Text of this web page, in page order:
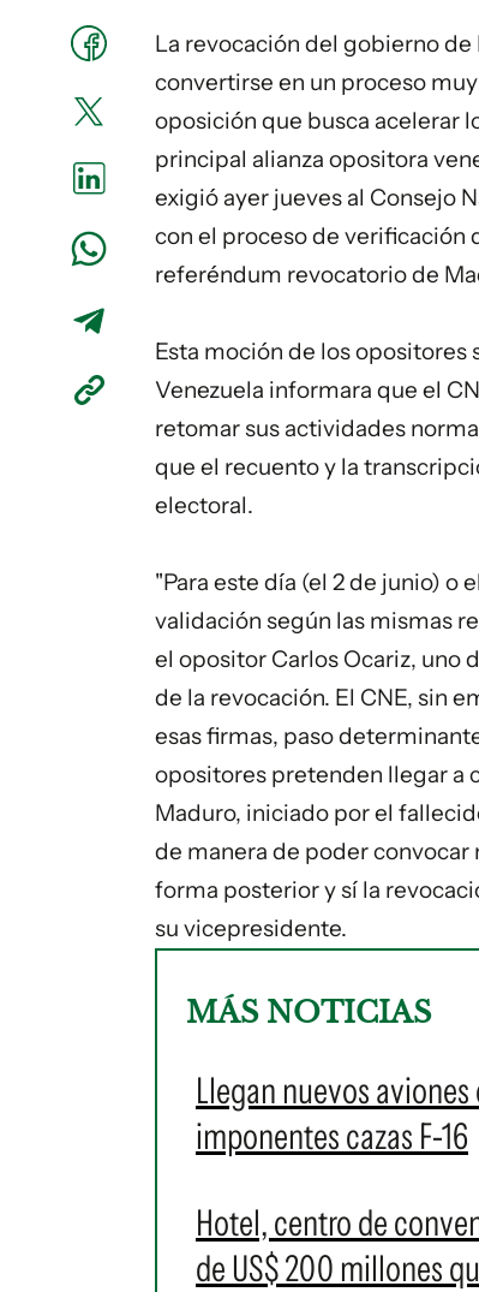
La revocación del gobierno de
convertirse en un proceso
oposición que busca acelerar
principal alianza opositora
exigió ayer jueves al Consejo
con el proceso de verificación
referéndum revocatorio de
Esta moción de los opositores
Venezuela informara que el
retomar sus actividades
que el recuento y la
electoral.
"Para este día (el 2 de junio)
validación según las mismas
el opositor Carlos Ocariz, uno
de la revocación. El CNE, sin
esas firmas, paso
opositores pretenden llegar a
Maduro, iniciado por el
de manera de poder convocar
forma posterior y sí la
su vicepresidente.
MÁS NOTICIAS
Llegan nuevos
imponentes cazas F-16
Hotel, centro de
de US$ 200 millones